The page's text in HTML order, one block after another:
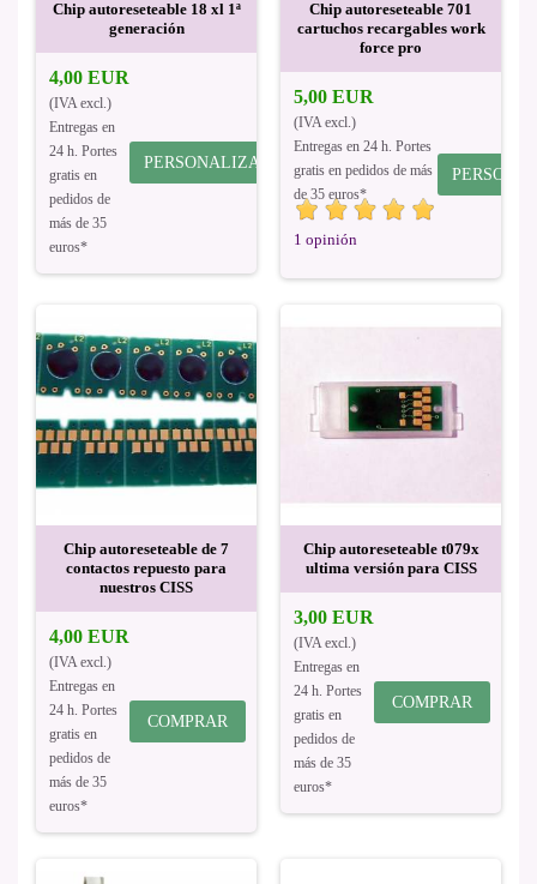
Chip autoreseteable 18 xl 1ª
generación
4,00 EUR
(IVA excl.)
Entregas en
24 h. Portes
gratis en
pedidos de
más de 35
euros*
PERSONALIZAR
Chip autoreseteable 701
cartuchos recargables work
force pro
5,00 EUR
(IVA excl.)
Entregas en 24 h. Portes
gratis en pedidos de más
de 35 euros*
1 opinión
Chip autoreseteable de 7
contactos repuesto para
nuestros CISS
4,00 EUR
(IVA excl.)
Entregas en
24 h. Portes
gratis en
pedidos de
más de 35
euros*
COMPRAR
Chip autoreseteable t079x
ultima versión para CISS
3,00 EUR
(IVA excl.)
Entregas en
24 h. Portes
gratis en
pedidos de
más de 35
euros*
COMPRAR